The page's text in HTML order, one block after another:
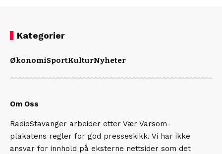
Kategorier
ØkonomiSportKulturNyheter
Om Oss
RadioStavanger arbeider etter Vær Varsom-
plakatens regler for god presseskikk. Vi har ikke
ansvar for innhold på eksterne nettsider som det